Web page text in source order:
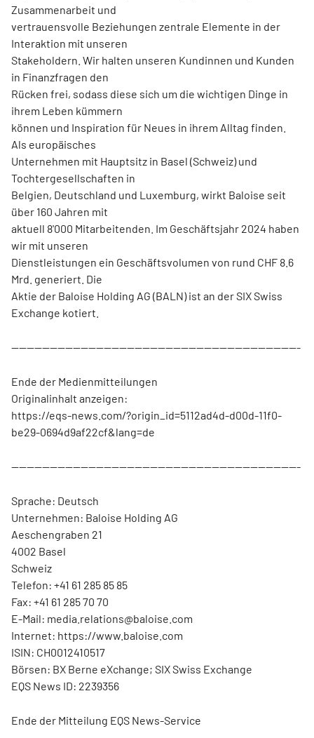
Zusammenarbeit und
vertrauensvolle Beziehungen zentrale Elemente in der
Interaktion mit unseren
Stakeholdern. Wir halten unseren Kundinnen und Kunden
in Finanzfragen den
Rücken frei, sodass diese sich um die wichtigen Dinge in
ihrem Leben kümmern
können und Inspiration für Neues in ihrem Alltag finden.
Als europäisches
Unternehmen mit Hauptsitz in Basel (Schweiz) und
Tochtergesellschaften in
Belgien, Deutschland und Luxemburg, wirkt Baloise seit
über 160 Jahren mit
aktuell 8'000 Mitarbeitenden. Im Geschäftsjahr 2024 haben
wir mit unseren
Dienstleistungen ein Geschäftsvolumen von rund CHF 8.6
Mrd. generiert. Die
Aktie der Baloise Holding AG (BALN) ist an der SIX Swiss
Exchange kotiert.
---------------------------------------------------------------------------
Ende der Medienmitteilungen
Originalinhalt anzeigen:
https://eqs-news.com/?origin_id=5112ad4d-d00d-11f0-
be29-0694d9af22cf&lang=de
---------------------------------------------------------------------------
Sprache: Deutsch
Unternehmen: Baloise Holding AG
Aeschengraben 21
4002 Basel
Schweiz
Telefon: +41 61 285 85 85
Fax: +41 61 285 70 70
E-Mail: media.relations@baloise.com
Internet: https://www.baloise.com
ISIN: CH0012410517
Börsen: BX Berne eXchange; SIX Swiss Exchange
EQS News ID: 2239356
Ende der Mitteilung EQS News-Service